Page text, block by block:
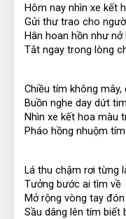
Hôm nay nhìn xe kết
Gửi thư trao cho
Hân hoan hồn như
Tắt ngay trong lòng
Chiều tím không
Buồn nghe day dứt tim
Nhìn xe kết hoa màu
Pháo hồng nhuộm
Lá thu chậm rơi từng
Tưởng bước ai tìm về
Mở rộng vòng tay
Sầu dâng lên tím biết